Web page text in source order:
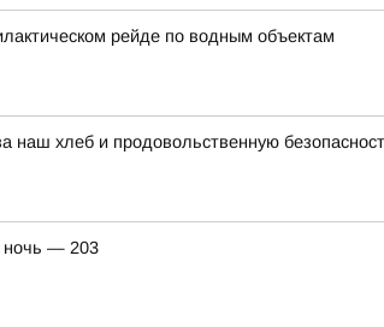
рейде по водным объектам
хлеб и продовольственную
ночь — 203